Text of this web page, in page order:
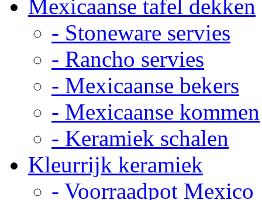
Mexicaanse tafel dekken
- Stoneware servies
- Rancho servies
- Mexicaanse bekers
- Mexicaanse kommen
- Keramiek schalen
Kleurrijk keramiek
- Voorraadpot Mexico